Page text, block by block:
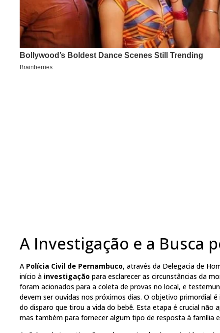
A Investigação e a Busca
A Polícia Civil de Pernambuco, através da Delegacia de
início à investigação para esclarecer as circunstâncias da
foram acionados para a coleta de provas no local, e
devem ser ouvidas nos próximos dias. O objetivo primordial
do disparo que tirou a vida do bebê. Esta etapa é crucial não
mas também para fornecer algum tipo de resposta à família